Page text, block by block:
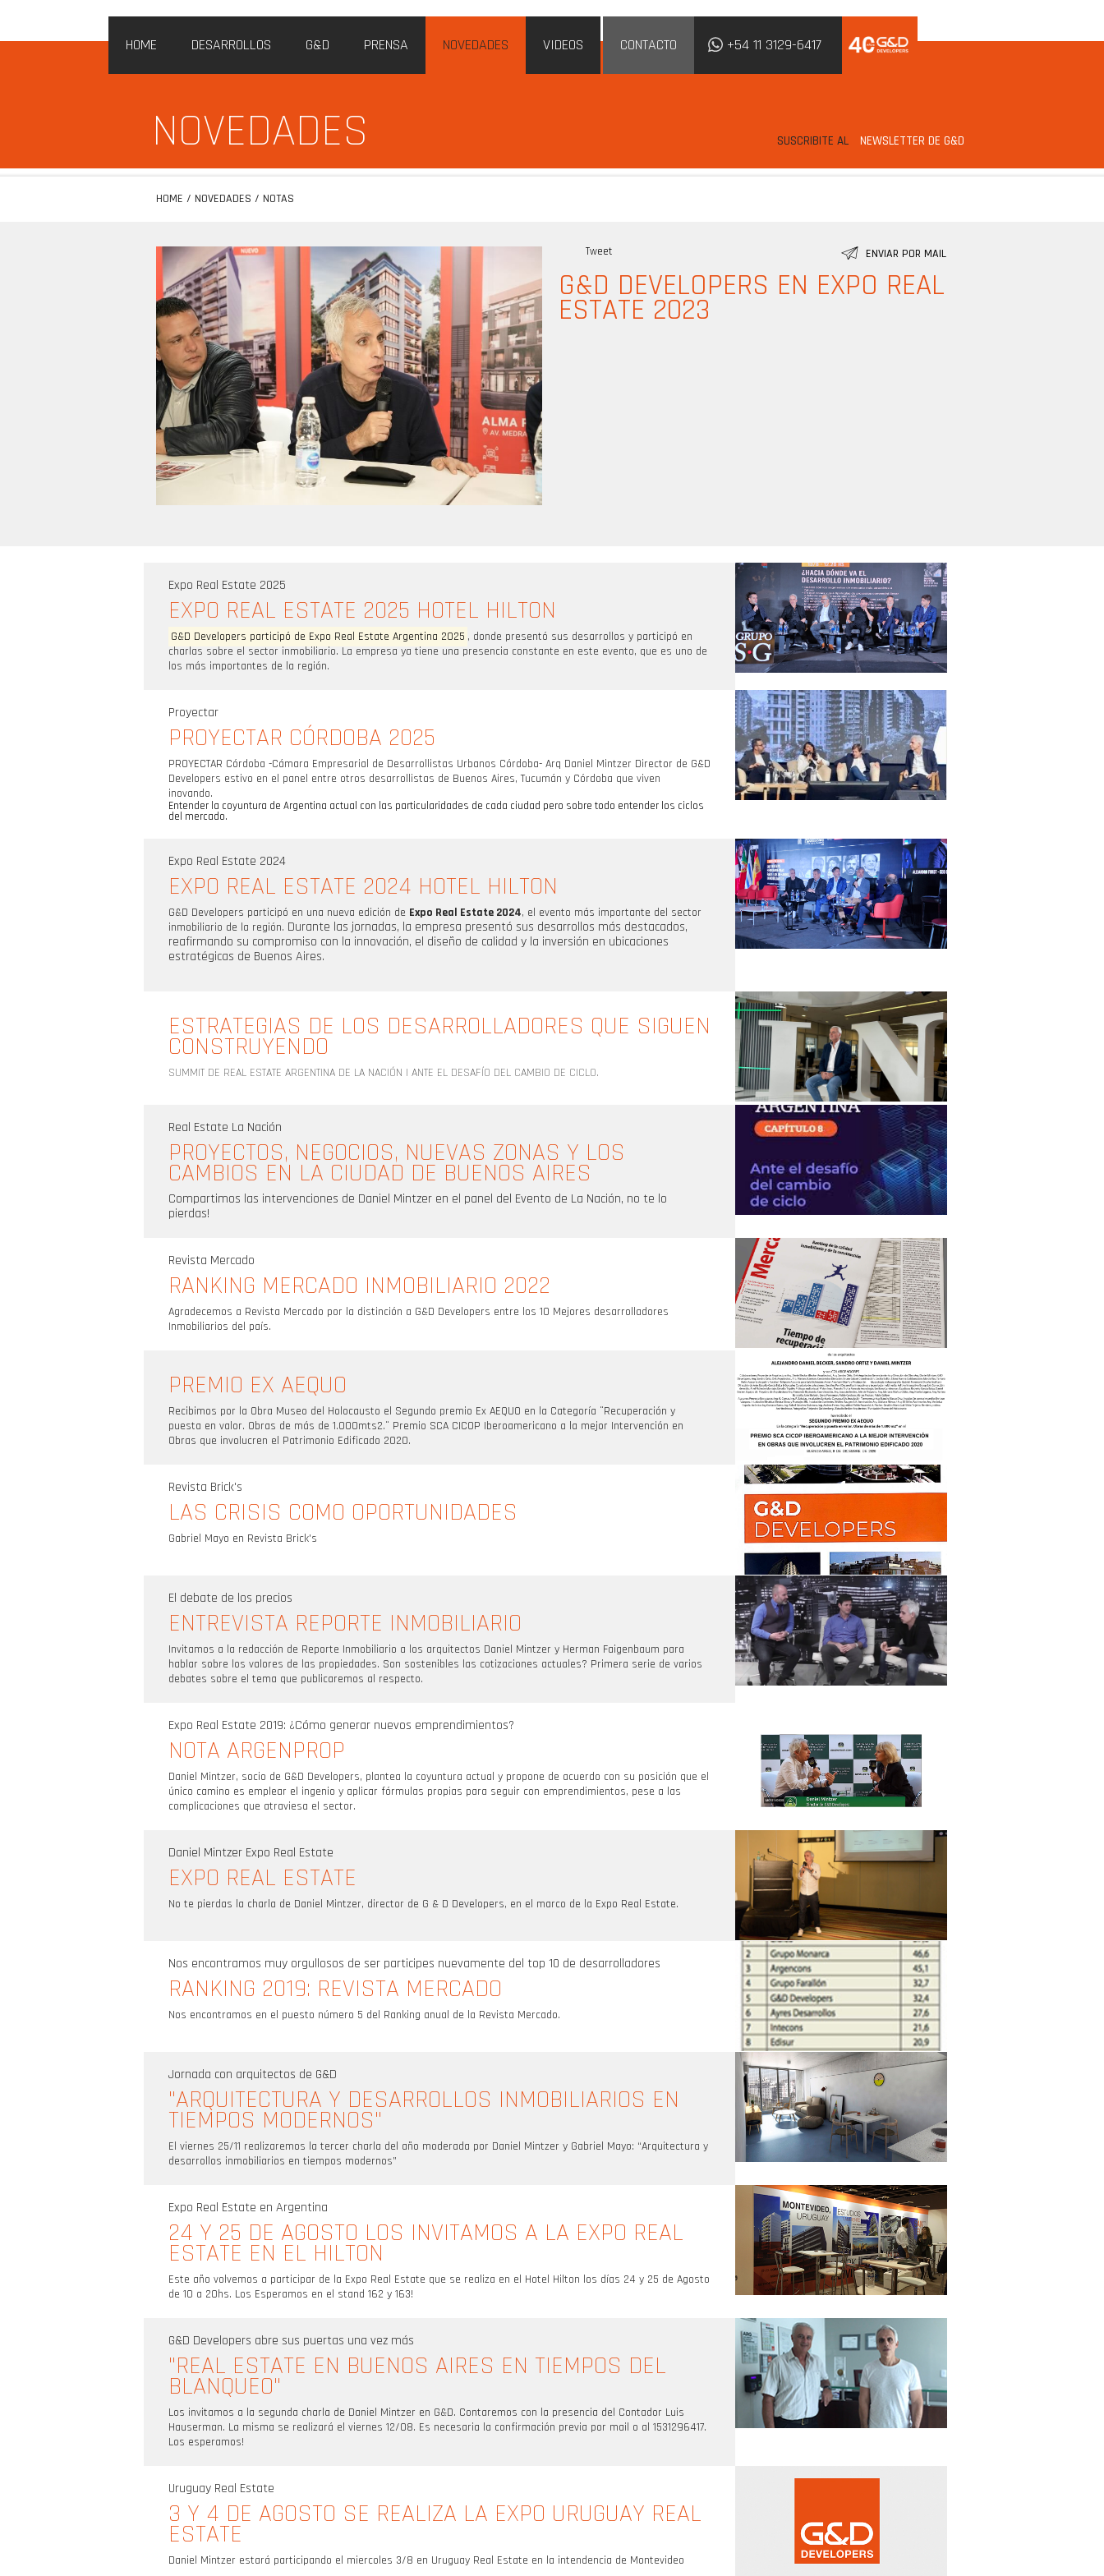
HOME DESARROLLOS G&D PRENSA NOVEDADES VIDEOS CONTACTO +54 11 3129-6417
NOVEDADES SUSCRIBITE AL NEWSLETTER DE G&D
HOME / NOVEDADES / NOTAS
Tweet ENVIAR POR MAIL
G&D DEVELOPERS EN EXPO REAL
ESTATE 2023
Expo Real Estate 2025
EXPO REAL ESTATE 2025 HOTEL HILTON
G&D Developers participó de Expo Real Estate Argentina 2025 , donde presentó sus desarrollos y participó en
charlas sobre el sector inmobiliario. La empresa ya tiene una presencia constante en este evento, que es uno de
los más importantes de la región.
Proyectar
PROYECTAR CÓRDOBA 2025
PROYECTAR Córdoba -Cámara Empresarial de Desarrollistas Urbanos Córdoba- Arq Daniel Mintzer Director de G&D
Developers estivo en el panel entre otros desarrollistas de Buenos Aires, Tucumán y Córdoba que viven
inovando.
Entender la coyuntura de Argentina actual con las particularidades de cada ciudad pero sobre todo entender los ciclos
del mercado.
Expo Real Estate 2024
EXPO REAL ESTATE 2024 HOTEL HILTON
G&D Developers participó en una nueva edición de Expo Real Estate 2024, el evento más importante del sector
inmobiliario de la región. Durante las jornadas, la empresa presentó sus desarrollos más destacados,
reafirmando su compromiso con la innovación, el diseño de calidad y la inversión en ubicaciones
estratégicas de Buenos Aires.
ESTRATEGIAS DE LOS DESARROLLADORES QUE SIGUEN
CONSTRUYENDO
SUMMIT DE REAL ESTATE ARGENTINA DE LA NACIÓN | ANTE EL DESAFÍO DEL CAMBIO DE CICLO.
Real Estate La Nación
PROYECTOS, NEGOCIOS, NUEVAS ZONAS Y LOS
CAMBIOS EN LA CIUDAD DE BUENOS AIRES
Compartimos las intervenciones de Daniel Mintzer en el panel del Evento de La Nación, no te lo
pierdas!
Revista Mercado
RANKING MERCADO INMOBILIARIO 2022
Agradecemos a Revista Mercado por la distinción a G&D Developers entre los 10 Mejores desarrolladores
Inmobiliarios del país.
PREMIO EX AEQUO
Recibimos por la Obra Museo del Holocausto el Segundo premio Ex AEQUO en la Categoría ¨Recuperación y
puesta en valor. Obras de más de 1.000mts2.¨ Premio SCA CICOP Iberoamericano a la mejor Intervención en
Obras que involucren el Patrimonio Edificado 2020.
Revista Brick's
LAS CRISIS COMO OPORTUNIDADES
Gabriel Mayo en Revista Brick's
El debate de los precios
ENTREVISTA REPORTE INMOBILIARIO
Invitamos a la redacción de Reporte Inmobiliario a los arquitectos Daniel Mintzer y Herman Faigenbaum para
hablar sobre los valores de las propiedades. Son sostenibles las cotizaciones actuales? Primera serie de varios
debates sobre el tema que publicaremos al respecto.
Expo Real Estate 2019: ¿Cómo generar nuevos emprendimientos?
NOTA ARGENPROP
Daniel Mintzer, socio de G&D Developers, plantea la coyuntura actual y propone de acuerdo con su posición que el
único camino es emplear el ingenio y aplicar fórmulas propias para seguir con emprendimientos, pese a las
complicaciones que atraviesa el sector.
Daniel Mintzer Expo Real Estate
EXPO REAL ESTATE
No te pierdas la charla de Daniel Mintzer, director de G & D Developers, en el marco de la Expo Real Estate.
Nos encontramos muy orgullosos de ser participes nuevamente del top 10 de desarrolladores
RANKING 2019: REVISTA MERCADO
Nos encontramos en el puesto número 5 del Ranking anual de la Revista Mercado.
Jornada con arquitectos de G&D
"ARQUITECTURA Y DESARROLLOS INMOBILIARIOS EN
TIEMPOS MODERNOS"
El viernes 25/11 realizaremos la tercer charla del año moderada por Daniel Mintzer y Gabriel Mayo: “Arquitectura y
desarrollos inmobiliarios en tiempos modernos”
Expo Real Estate en Argentina
24 Y 25 DE AGOSTO LOS INVITAMOS A LA EXPO REAL
ESTATE EN EL HILTON
Este año volvemos a participar de la Expo Real Estate que se realiza en el Hotel Hilton los días 24 y 25 de Agosto
de 10 a 20hs. Los Esperamos en el stand 162 y 163!
G&D Developers abre sus puertas una vez más
"REAL ESTATE EN BUENOS AIRES EN TIEMPOS DEL
BLANQUEO"
Los invitamos a la segunda charla de Daniel Mintzer en G&D. Contaremos con la presencia del Contador Luis
Hauserman. La misma se realizará el viernes 12/08. Es necesaria la confirmación previa por mail o al 1531296417.
Los esperamos!
Uruguay Real Estate
3 Y 4 DE AGOSTO SE REALIZA LA EXPO URUGUAY REAL
ESTATE
Daniel Mintzer estará participando el miercoles 3/8 en Uruguay Real Estate en la intendencia de Montevideo